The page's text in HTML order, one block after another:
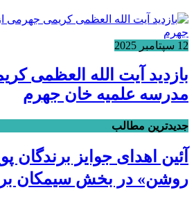
12 سپتامبر 2025
بازدید آیت الله العظمی
مدرسه علمیه خان جهرم
جدیدترین مطالب
آئین اهدای جوایز برندگان
روشن» در بخش سیمکان